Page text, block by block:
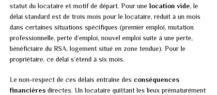
statut du locataire et motif de départ. Pour une location vide, le
délai standard est de trois mois pour le locataire, réduit à un mois
dans certaines situations spécifiques (premier emploi, mutation
professionnelle, perte d’emploi, nouvel emploi suite à une perte,
bénéficiaire du RSA, logement situé en zone tendue). Pour le
propriétaire, ce délai s’étend à six mois.
Le non-respect de ces délais entraîne des conséquences
financières directes. Un locataire quittant les lieux prématurément